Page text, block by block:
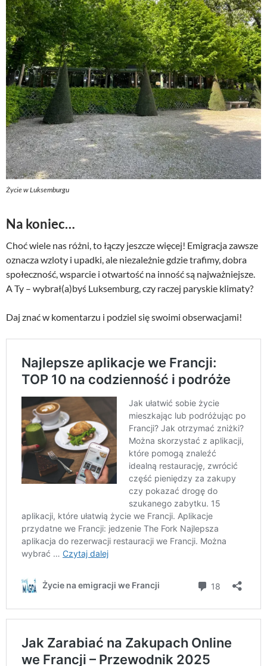
Życie w Luksemburgu
Na koniec…
Choć wiele nas różni, to łączy jeszcze więcej! Emigracja zawsze
oznacza wzloty i upadki, ale niezależnie gdzie trafimy, dobra
społeczność, wsparcie i otwartość na inność są najważniejsze.
A Ty – wybrał(a)byś Luksemburg, czy raczej paryskie klimaty?
Daj znać w komentarzu i podziel się swoimi obserwacjami!